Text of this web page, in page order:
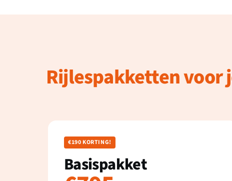
Rijlespakketten
€190 KORTING!
Basispakket